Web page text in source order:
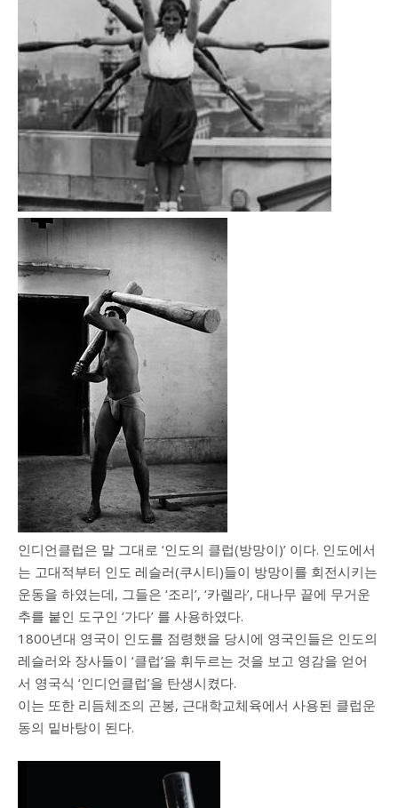
인디언클럽은 말 그대로 ‘인도의 클럽(방망이)’ 이다. 인도에서
는 고대적부터 인도 레슬러(쿠시티)들이 방망이를 회전시키는
운동을 하였는데, 그들은 ‘조리’, ‘카렐라’, 대나무 끝에 무거운
추를 붙인 도구인 ‘가다’ 를 사용하였다.
1800년대 영국이 인도를 점령했을 당시에 영국인들은 인도의
레슬러와 장사들이 ‘클럽’을 휘두르는 것을 보고 영감을 얻어
서 영국식 ‘인디언클럽’을 탄생시켰다.
이는 또한 리듬체조의 곤봉, 근대학교체육에서 사용된 클럽운
동의 밑바탕이 된다.